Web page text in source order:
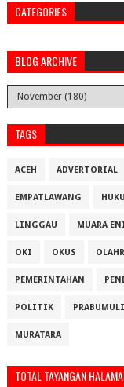
CATEGORIES
BLOG ARCHIVE
TAGS
ACEH ADVERTORIAL
EMPATLAWANG
LINGGAU MUARA
OKI OKUS
PEMERINTAHAN
POLITIK
MURATARA
TOTAL TAYANGAN